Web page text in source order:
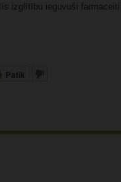
izglītību ieguvuši
Patīk